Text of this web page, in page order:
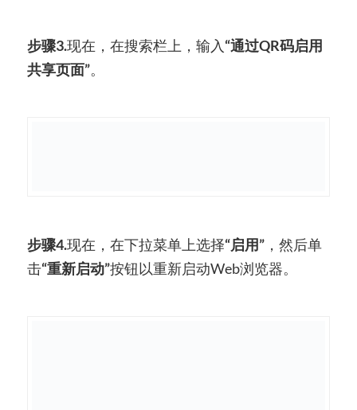
步骤3.现在，在搜索栏上，输入 “通过QR码启用
共享页面”。
步骤4.现在，在下拉菜单上选择“启用”，然后单
击“重新启动”按钮以重新启动Web浏览器。